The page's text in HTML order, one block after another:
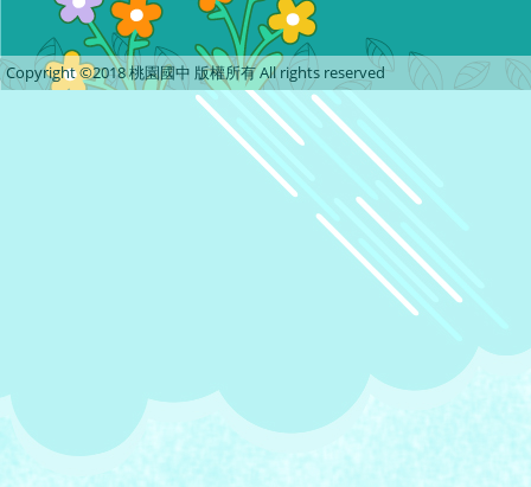
Copyright ©2018 桃園國中 版權所有 All rights reserved